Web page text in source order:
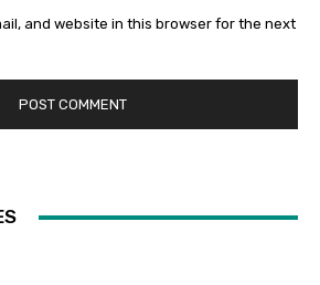
and website in this browser for the next